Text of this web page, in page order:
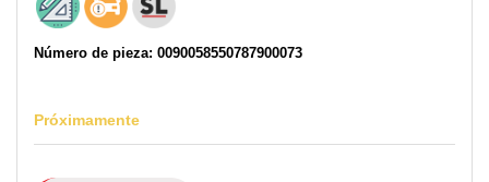
Número de pieza: 0090058550787900073
Próximamente